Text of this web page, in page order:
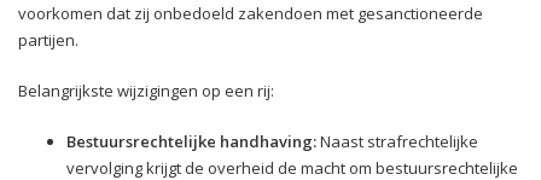
voorkomen dat zij onbedoeld zakendoen met gesanctioneerde
partijen.
Belangrijkste wijzigingen op een rij:
Bestuursrechtelijke handhaving:Naast strafrechtelijke
vervolging krijgt de overheid de macht om bestuursrechtelijke